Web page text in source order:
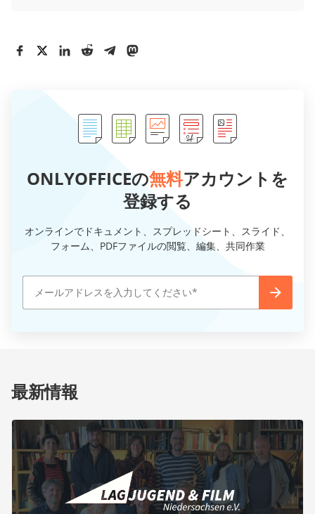
ONLYOFFICEの無料アカウントを
登録する
オンラインでドキュメント、スプレッドシート、スライド、
フォーム、PDFファイルの閲覧、編集、共同作業
最新情報